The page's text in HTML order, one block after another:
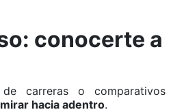
conocerte a
carreras o comparativos
mirar hacia adentro.